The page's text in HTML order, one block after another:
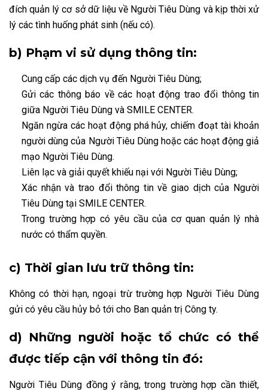
đích quản lý cơ sở dữ liệu về Người Tiêu Dùng và kịp thời xử
lý các tình huống phát sinh (nếu có).
b) Phạm vi sử dụng thông tin:
Cung cấp các dịch vụ đến Người Tiêu Dùng;
Gửi các thông báo về các hoạt động trao đổi thông tin
giữa Người Tiêu Dùng và SMILE CENTER.
Ngăn ngừa các hoạt động phá hủy, chiếm đoạt tài khoản
người dùng của Người Tiêu Dùng hoặc các hoạt động giả
mạo Người Tiêu Dùng.
Liên lạc và giải quyết khiếu nại với Người Tiêu Dùng;
Xác nhận và trao đổi thông tin về giao dịch của Người
Tiêu Dùng tại SMILE CENTER.
Trong trường hợp có yêu cầu của cơ quan quản lý nhà
nước có thẩm quyền.
c) Thời gian lưu trữ thông tin:
Không có thời hạn, ngoại trừ trường hợp Người Tiêu Dùng
gửi có yêu cầu hủy bỏ tới cho Ban quản trị Công ty.
d) Những người hoặc tổ chức có thể
được tiếp cận với thông tin đó:
Người Tiêu Dùng đồng ý rằng, trong trường hợp cần thiết,